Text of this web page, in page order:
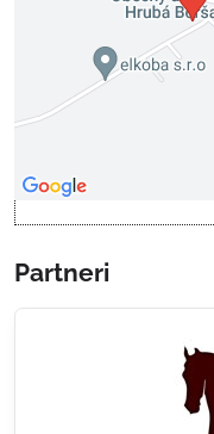
Povoliť
Povoliť a
Partneri